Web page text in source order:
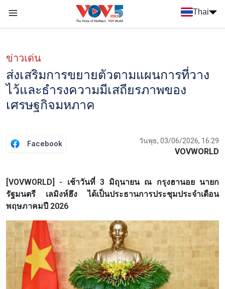
Thai
ข่าวเด่น
ส่งเสริมการขยายตัวตามแผนการที่วาง
ไว้และธำรงความมีเสถียรภาพของ
เศรษฐกิจมหภาค
Facebook วันพุธ, 03/06/2026, 16:29
VOVWORLD
[VOVWORLD] - เช้าวันที่ 3 มิถุนายน ณ กรุงฮานอย นายก
รัฐมนตรี เลมิงห์ฮึง ได้เป็นประธานการประชุมประจำเดือน
พฤษภาคมปี 2026